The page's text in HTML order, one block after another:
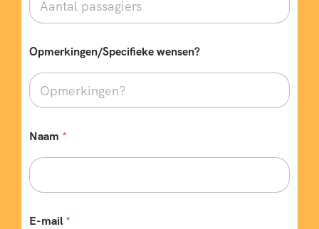
Opmerkingen/Specifieke wensen?
Naam *
E-mail *